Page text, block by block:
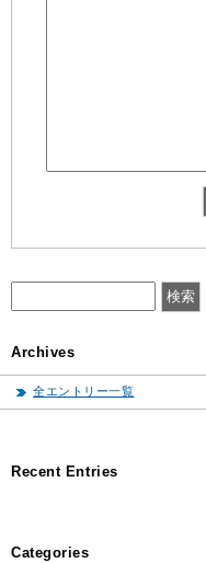
Archives
全エントリー一覧
Recent Entries
Categories